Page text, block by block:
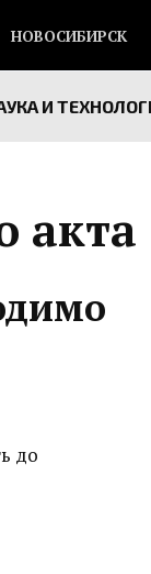
НОВОСИБИРСК
И
акта
до